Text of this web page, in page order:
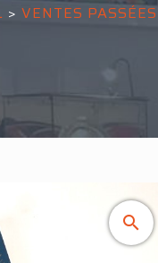
> VENTES PASSÉES